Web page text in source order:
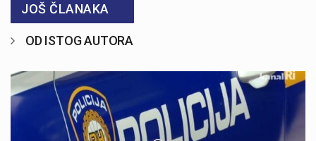
JOŠ ČLANAKA
OD ISTOG AUTORA